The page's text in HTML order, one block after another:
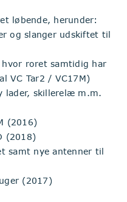
løbende, herunder:
og slanger udskiftet til
roret samtidig har
VC Tar2 / VC17M)
lader, skillerelæ m.m.
(2016)
(2018)
samt nye antenner til
(2017)